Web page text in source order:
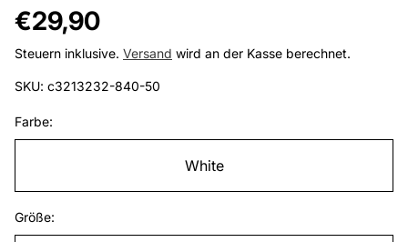
Regulärer
Preis
€29,90
Steuern inklusive. Versand wird an der Kasse berechnet.
SKU: c3213232-840-50
Farbe:
White
Größe: